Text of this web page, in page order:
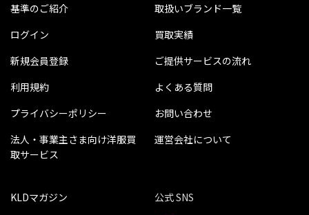
基準のご紹介
ログイン
新規会員登録
利用規約
プライバシーポリシー
法人・事業主さま向け洋服買
取サービス
取扱いブランド一覧
買取実績
ご提供サービスの流れ
よくある質問
お問い合わせ
運営会社について
KLDマガジン
公式 SNS